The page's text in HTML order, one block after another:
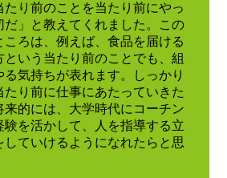
たり前のことを当たり前にやっ
だ」と教えてくれました。この
ろは、例えば、食品を届ける
という当たり前のことでも、組
気持ちが表れます。しっかり
たり前に仕事にあたっていきた
来的には、大学時代にコーチン
験を活かして、人を指導する立
していけるようになれたらと思